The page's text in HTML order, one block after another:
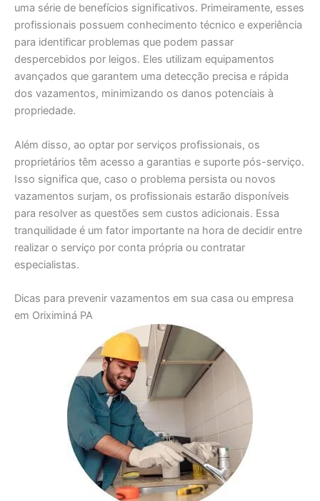
uma série de benefícios significativos. Primeiramente, esses
profissionais possuem conhecimento técnico e experiência
para identificar problemas que podem passar
despercebidos por leigos. Eles utilizam equipamentos
avançados que garantem uma detecção precisa e rápida
dos vazamentos, minimizando os danos potenciais à
propriedade.
Além disso, ao optar por serviços profissionais, os
proprietários têm acesso a garantias e suporte pós-serviço.
Isso significa que, caso o problema persista ou novos
vazamentos surjam, os profissionais estarão disponíveis
para resolver as questões sem custos adicionais. Essa
tranquilidade é um fator importante na hora de decidir entre
realizar o serviço por conta própria ou contratar
especialistas.
Dicas para prevenir vazamentos em sua casa ou empresa
em Oriximiná PA